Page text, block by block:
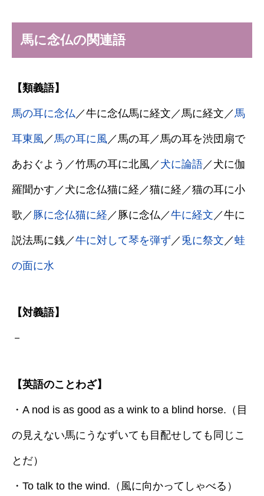
馬に念仏の関連語
【類義語】
馬の耳に念仏／牛に念仏馬に経文／馬に経文／馬
耳東風／馬の耳に風／馬の耳／馬の耳を渋団扇で
あおぐよう／竹馬の耳に北風／ 犬に論語／犬に伽
羅聞かす／犬に念仏猫に経／猫に経／猫の耳に小
歌／ 豚に念仏猫に経 ／豚に念仏／牛に経文 ／牛に
説法馬に銭／牛に対して琴を弾ず／ 兎に祭文 ／蛙
の面に水
【対義語】
－
【英語のことわざ】
・A nod is as good as a wink to a blind horse.（目
の見えない馬にうなずいても目配せしても同じこ
とだ）
・To talk to the wind.（風に向かってしゃべる）